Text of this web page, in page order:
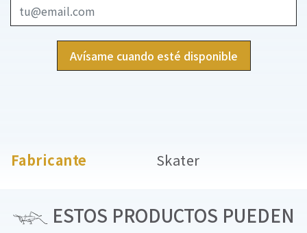
Avísame cuando esté disponible
Fabricante Skater
ESTOS PRODUCTOS PUEDEN